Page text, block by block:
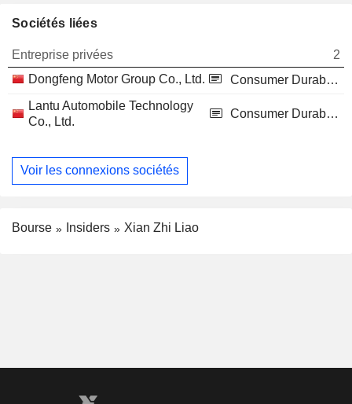
Sociétés liées
Entreprise privées
2
Dongfeng Motor Group Co., Ltd.
Consumer Durables
Lantu Automobile Technology
Co., Ltd.
Consumer Durables
Voir les connexions sociétés
Bourse Insiders Xian Zhi Liao